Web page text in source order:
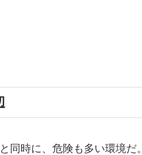
同時に、危険も多い環境だ。